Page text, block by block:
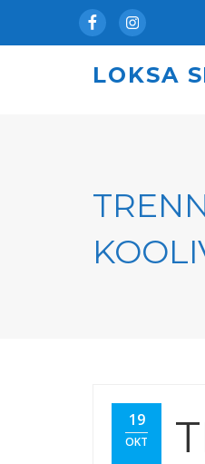
FacebookInstagram
LOKSA
19
OKT